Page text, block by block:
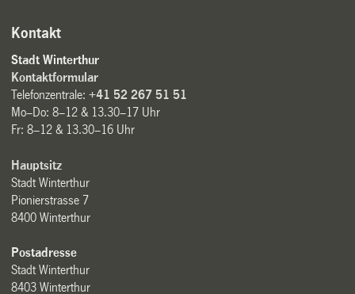
Kontakt
Stadt Winterthur
Kontaktformular
Telefonzentrale:+41 52 267 51 51
Mo–Do: 8–12 & 13.30–17 Uhr
Fr: 8–12 & 13.30–16 Uhr
Hauptsitz
Stadt Winterthur
Pionierstrasse 7
8400 Winterthur
Postadresse
Stadt Winterthur
8403 Winterthur